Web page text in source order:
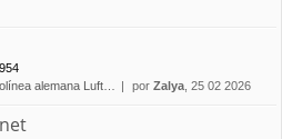
alemana Luft… por Zalya , 25 02 2026